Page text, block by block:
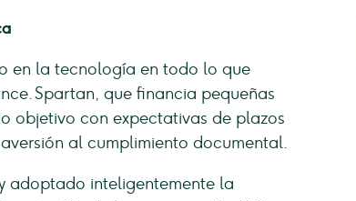
en la tecnología en todo lo que
Spartan, que financia pequeñas
objetivo con expectativas de plazos
al cumplimiento documental.
adoptado inteligentemente la